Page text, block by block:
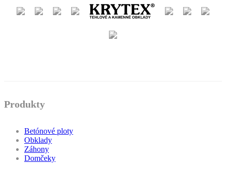
Produkty
Betónové ploty
Obklady
Záhony
Domčeky